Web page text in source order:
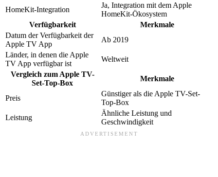
HomeKit-Integration
Ja, Integration mit dem Apple
HomeKit-Ökosystem
Verfügbarkeit
Merkmale
Datum der Verfügbarkeit der
Apple TV App
Ab 2019
Länder, in denen die Apple
TV App verfügbar ist
Weltweit
Vergleich zum Apple TV-
Set-Top-Box
Merkmale
Preis
Günstiger als die Apple TV-Set-
Top-Box
Leistung
Ähnliche Leistung und
Geschwindigkeit